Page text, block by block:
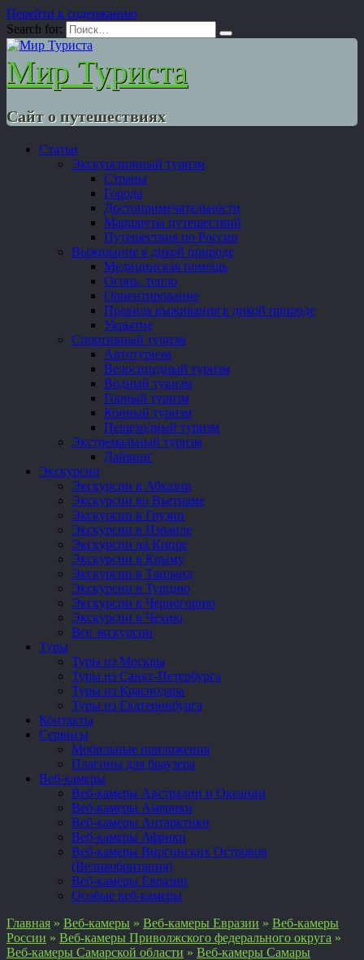
Перейти к содержанию
Search for:
Мир Туриста
Сайт о путешествиях
Статьи
Экскурсионный туризм
Страны
Города
Достопримечательности
Маршруты путешествий
Путешествия по России
Выживание в дикой природе
Медицинская помощь
Огонь, тепло
Ориентирование
Правила выживания в дикой природе
Укрытие
Спортивный туризм
Автотуризм
Велосипедный туризм
Водный туризм
Горный туризм
Конный туризм
Пешеходный туризм
Экстремальный туризм
Дайвинг
Экскурсии
Экскурсии в Абхазии
Экскурсии во Вьетнаме
Экскурсии в Грузии
Экскурсии в Израиле
Экскурсии на Кипре
Экскурсии в Крыму
Экскурсии в Таиланд
Экскурсии в Турцию
Экскурсии в Черногорию
Экскурсии в Чехию
Все экскурсии
Туры
Туры из Москвы
Туры из Санкт-Петербурга
Туры из Краснодара
Туры из Екатеринбурга
Контакты
Сервисы
Мобильные приложения
Плагины для браузера
Веб-камеры
Веб-камеры Австралии и Океании
Веб-камеры Америки
Веб-камеры Антарктики
Веб-камеры Африки
Веб-камеры Виргинских Островов
(Великобритания)
Веб-камеры Евразии
Особые веб-камеры
Главная » Веб-камеры » Веб-камеры Евразии » Веб-камеры
России » Веб-камеры Приволжского федерального округа »
Веб-камеры Самарской области » Веб-камеры Самары